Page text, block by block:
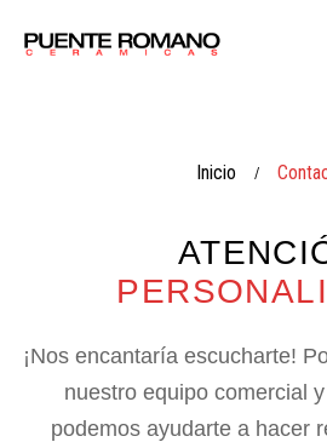
Inicio /
¡Nos encantaría escucharte!
nuestro equipo comercial
podemos ayudarte a hacer